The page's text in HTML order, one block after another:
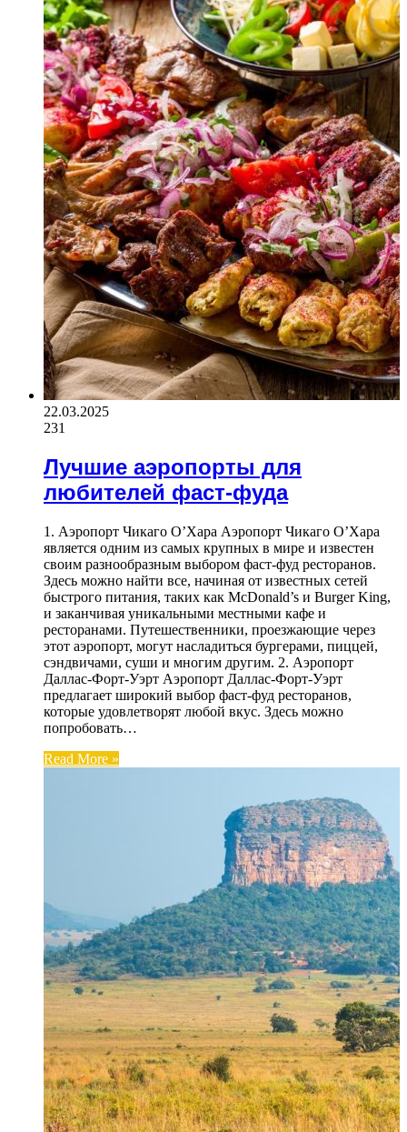
22.03.2025
231
Лучшие аэропорты для
любителей фаст-фуда
1. Аэропорт Чикаго О’Хара Аэропорт Чикаго О’Хара
является одним из самых крупных в мире и известен
своим разнообразным выбором фаст-фуд ресторанов.
Здесь можно найти все, начиная от известных сетей
быстрого питания, таких как McDonald’s и Burger King,
и заканчивая уникальными местными кафе и
ресторанами. Путешественники, проезжающие через
этот аэропорт, могут насладиться бургерами, пиццей,
сэндвичами, суши и многим другим. 2. Аэропорт
Даллас-Форт-Уэрт Аэропорт Даллас-Форт-Уэрт
предлагает широкий выбор фаст-фуд ресторанов,
которые удовлетворят любой вкус. Здесь можно
попробовать…
Read More »